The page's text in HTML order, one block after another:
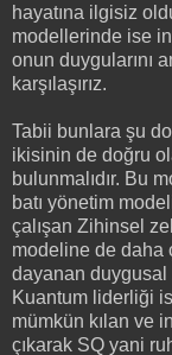
hayatına ilgisiz
modellerinde ise
onun duygularını
karşılaşırız.
Tabii bunlara şu
ikisinin de doğru
bulunmalıdır. Bu
batı yönetim
çalışan Zihinsel
modeline de daha
dayanan duygusal
Kuantum liderliği
mümkün kılan ve
çıkarak SQ yani